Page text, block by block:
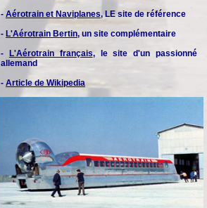
- Aérotrain et Naviplanes, LE site de référence
- L'Aérotrain Bertin, un site complémentaire
-
L'Aérotrain français, le site d'un passionné
allemand
- Article de Wikipedia